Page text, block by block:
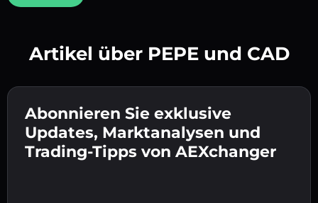
Gib deine Krypto-Wallet-Adresse ein 👉 fahre
mit dem nächsten Schritt fort.
Bestätige deine Identität 👉 fahre mit dem
letzten Schritt fort.
Sende die Einzahlung 👉 erhalte Krypto oder
Fiat in deiner Wallet.
Artikel über PEPE und CAD
Abonnieren Sie exklusive
Updates, Marktanalysen und
Trading-Tipps von AEXchanger